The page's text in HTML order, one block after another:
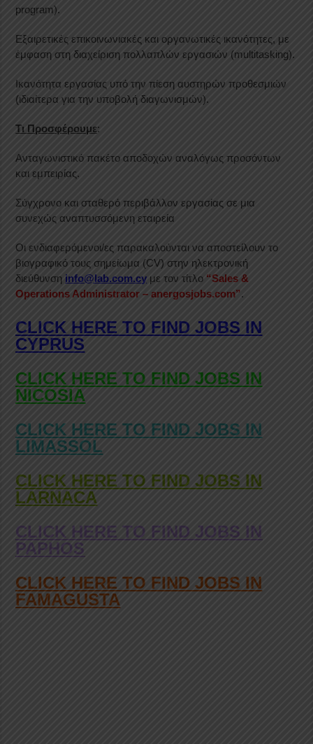
program).
Εξαιρετικές επικοινωνιακές και οργανωτικές ικανότητες, με
έμφαση στη διαχείριση πολλαπλών εργασιών (multitasking).
Ικανότητα εργασίας υπό την πίεση αυστηρών προθεσμιών
(ιδιαίτερα για την υποβολή διαγωνισμών).
Τι Προσφέρουμε:
Ανταγωνιστικό πακέτο αποδοχών αναλόγως προσόντων
και εμπειρίας.
Σύγχρονο και σταθερό περιβάλλον εργασίας σε μια
συνεχώς αναπτυσσόμενη εταιρεία
Οι ενδιαφερόμενοι/ες παρακαλούνται να αποστείλουν το
βιογραφικό τους σημείωμα (CV) στην ηλεκτρονική
διεύθυνση info@lab.com.cy με τον τίτλο “Sales &
Operations Administrator – anergosjobs.com”.
CLICK HERE TO FIND JOBS IN
CYPRUS
CLICK HERE TO FIND JOBS IN
NICOSIA
CLICK HERE TO FIND JOBS IN
LIMASSOL
CLICK HERE TO FIND JOBS IN
LARNACA
CLICK HERE TO FIND JOBS IN
PAPHOS
CLICK HERE TO FIND JOBS IN
FAMAGUSTA